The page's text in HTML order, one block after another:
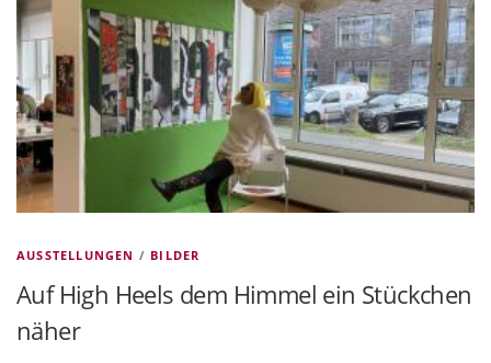
AUSSTELLUNGEN / BILDER
Auf High Heels dem Himmel ein Stückchen
näher